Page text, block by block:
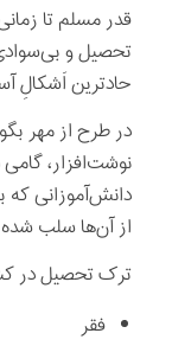
قدر مسلم تا
تحصیل و بی‌سوادی
حادترین اَشکالِ
در طرح از مهر
نوشت‌افزار،
دانش‌آموزانی
از آن‌ها سلب
ترک تحصیل در
فقر